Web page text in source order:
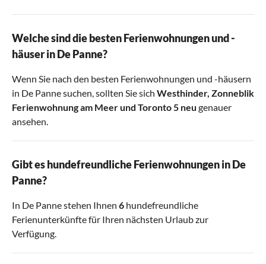
Welche sind die besten Ferienwohnungen und -
häuser in De Panne?
Wenn Sie nach den besten Ferienwohnungen und -häusern
in De Panne suchen, sollten Sie sich Westhinder, Zonneblik
Ferienwohnung am Meerund Toronto 5 neu genauer
ansehen.
Gibt es hundefreundliche Ferienwohnungen in De
Panne?
In De Panne stehen Ihnen 6 hundefreundliche
Ferienunterkünfte für Ihren nächsten Urlaub zur
Verfügung.